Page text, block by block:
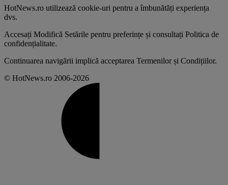
HotNews.ro utilizează cookie-uri pentru a îmbunătăți experiența
dvs.
Accesați Modifică Setările pentru preferințe și consultați Politica de
confidențialitate.
Continuarea navigării implică acceptarea Termenilor și Condițiilor.
© HotNews.ro 2006-2026